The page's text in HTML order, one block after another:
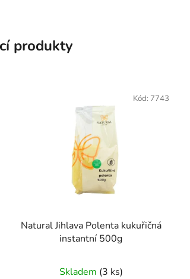
produkty
Natural Jihlava Polenta kukuřičná
instantní 500g
Skladem (3 ks)
Kód: 7743